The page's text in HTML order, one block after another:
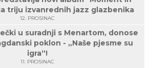
triju izvanrednih jazz glazbenika
12. PROSINAC
u suradnji s Menartom, donose
poklon - „Naše pjesme su
igra“!
11. PROSINAC